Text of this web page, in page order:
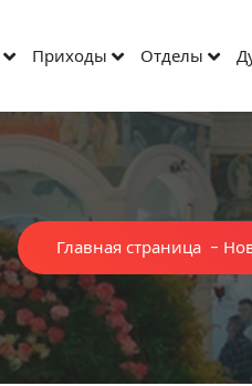
Приходы Отделы
Главная страница -